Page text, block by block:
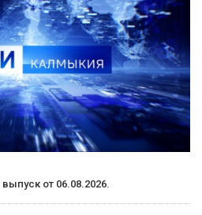
от 06.08.2026.